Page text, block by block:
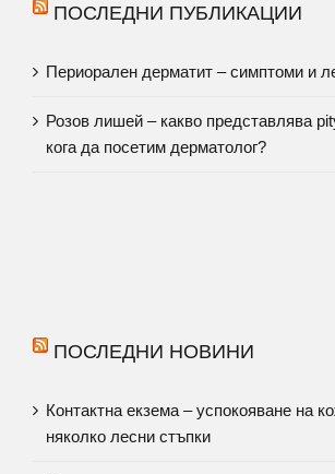
ПОСЛЕДНИ ПУБЛИКАЦИИ
Периорален дерматит – симптоми и
Розов лишей – какво представлява
кога да посетим дерматолог?
ПОСЛЕДНИ НОВИНИ
Контактна екзема – успокояване на
няколко лесни стъпки